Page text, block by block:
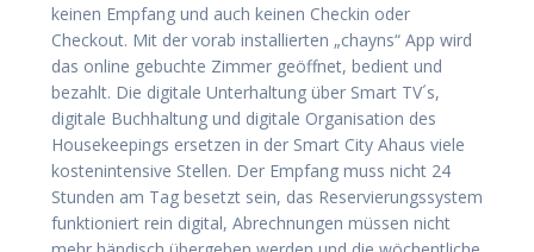
keinen Empfang und auch keinen Checkin oder
Checkout. Mit der vorab installierten „chayns“ App wird
das online gebuchte Zimmer geöffnet, bedient und
bezahlt. Die digitale Unterhaltung über Smart TV´s,
digitale Buchhaltung und digitale Organisation des
Housekeepings ersetzen in der Smart City Ahaus viele
kostenintensive Stellen. Der Empfang muss nicht 24
Stunden am Tag besetzt sein, das Reservierungssystem
funktioniert rein digital, Abrechnungen müssen nicht